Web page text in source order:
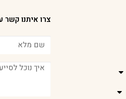
צרו איתנו קשר